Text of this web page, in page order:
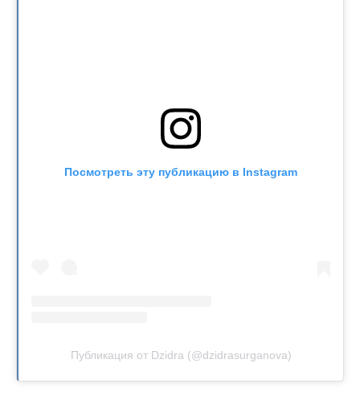
Посмотреть эту публикацию в Instagram
Публикация от Dzidra (@dzidrasurganova)